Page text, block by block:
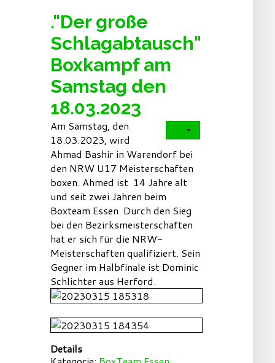
."Der große
Schlagabtausch"
Boxkampf am
Samstag den
18.03.2023
Am Samstag, den
18.03.2023, wird
Ahmad Bashir in Warendorf bei
den NRW U17 Meisterschaften
boxen. Ahmed ist 14 Jahre alt
und seit zwei Jahren beim
Boxteam Essen. Durch den Sieg
bei den Bezirksmeisterschaften
hat er sich für die NRW-
Meisterschaften qualifiziert. Sein
Gegner im Halbfinale ist Dominic
Schlichter aus Herford.
Details